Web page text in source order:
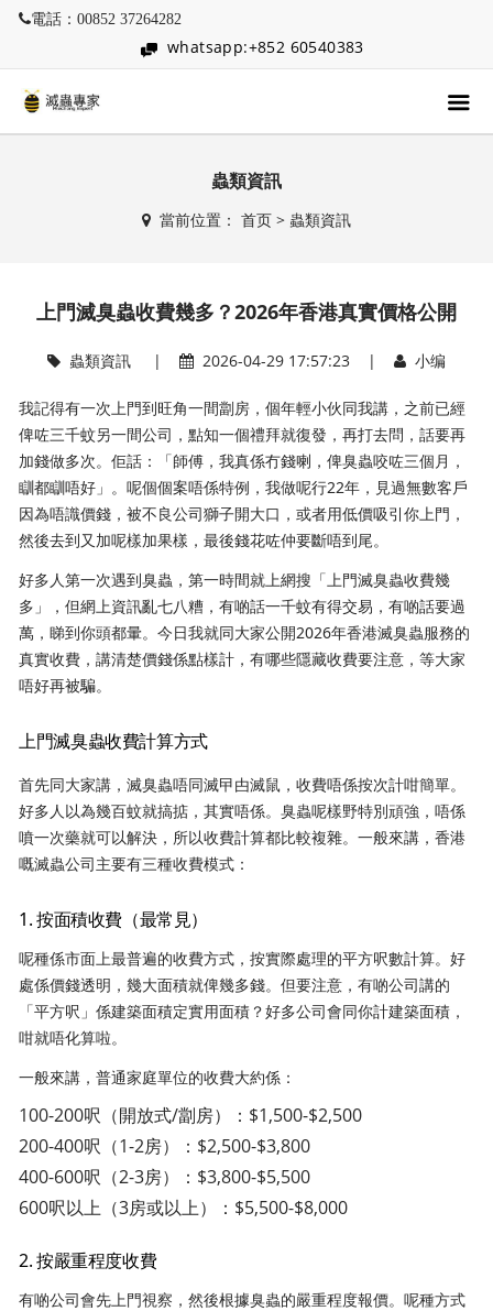
電話：00852 37264282
whatsapp:+852 60540383
蟲類資訊
當前位置： 首页> 蟲類資訊
上門滅臭蟲收費幾多？2026年香港真實價格公開
蟲類資訊| 2026-04-29 17:57:23 | 小编
我記得有一次上門到旺角一間劏房，個年輕小伙同我講，之前已經
俾咗三千蚊另一間公司，點知一個禮拜就復發，再打去問，話要再
加錢做多次。佢話：「師傅，我真係冇錢喇，俾臭蟲咬咗三個月，
瞓都瞓唔好」。呢個個案唔係特例，我做呢行22年，見過無數客戶
因為唔識價錢，被不良公司獅子開大口，或者用低價吸引你上門，
然後去到又加呢樣加果樣，最後錢花咗仲要斷唔到尾。
好多人第一次遇到臭蟲，第一時間就上網搜「上門滅臭蟲收費幾
多」，但網上資訊亂七八糟，有啲話一千蚊有得交易，有啲話要過
萬，睇到你頭都暈。今日我就同大家公開2026年香港滅臭蟲服務的
真實收費，講清楚價錢係點樣計，有哪些隱藏收費要注意，等大家
唔好再被騙。
上門滅臭蟲收費計算方式
首先同大家講，滅臭蟲唔同滅曱甴滅鼠，收費唔係按次計咁簡單。
好多人以為幾百蚊就搞掂，其實唔係。臭蟲呢樣野特別頑強，唔係
噴一次藥就可以解決，所以收費計算都比較複雜。一般來講，香港
嘅滅蟲公司主要有三種收費模式：
1. 按面積收費（最常見）
呢種係市面上最普遍的收費方式，按實際處理的平方呎數計算。好
處係價錢透明，幾大面積就俾幾多錢。但要注意，有啲公司講的
「平方呎」係建築面積定實用面積？好多公司會同你計建築面積，
咁就唔化算啦。
一般來講，普通家庭單位的收費大約係：
100-200呎（開放式/劏房）：$1,500-$2,500
200-400呎（1-2房）：$2,500-$3,800
400-600呎（2-3房）：$3,800-$5,500
600呎以上（3房或以上）：$5,500-$8,000
2. 按嚴重程度收費
有啲公司會先上門視察，然後根據臭蟲的嚴重程度報價。呢種方式